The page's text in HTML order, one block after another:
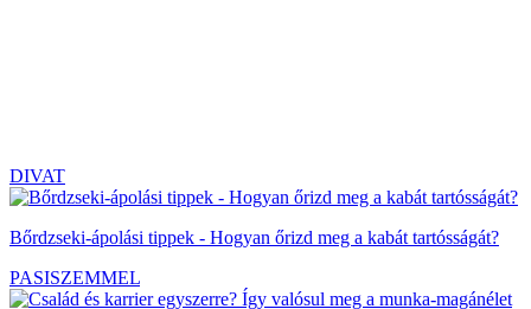
DIVAT
Bőrdzseki-ápolási tippek - Hogyan őrizd meg a kabát tartósságát?
PASISZEMMEL